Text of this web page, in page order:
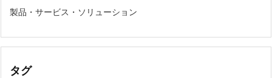
製品・サービス・ソリューション
タグ